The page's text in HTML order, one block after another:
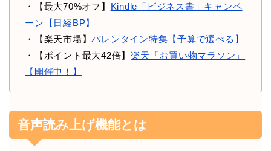
・【最大70%オフ】 Kindle「ビジネス書」キャンペ
ーン【日経BP】
・【楽天市場】バレンタイン特集【予算で選べる】
・【ポイント最大42倍】楽天「お買い物マラソン」
【開催中！】
音声読み上げ機能とは